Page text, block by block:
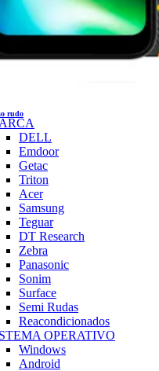
rudo
DELL
Emdoor
Getac
Triton
Acer
Samsung
Teguar
DT Research
Zebra
Panasonic
Sonim
Surface
Semi Rudas
Reacondicionados
OPERATIVO
Windows
Android